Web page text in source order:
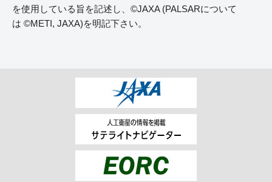
を使用している旨を記述し、©JAXA (PALSARについて
は ©METI, JAXA)を明記下さい。